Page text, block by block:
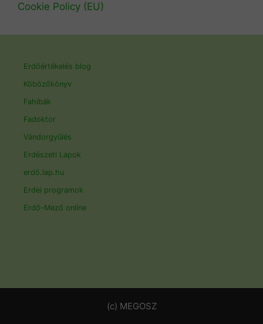
Cookie Policy (EU)
Erdőértékelés blog
Köbözőkönyv
Fahibák
Fadoktor
Vándorgyűlés
Erdészeti Lapok
erdő.lap.hu
Erdei programok
Erdő-Mező online
(c) MEGOSZ